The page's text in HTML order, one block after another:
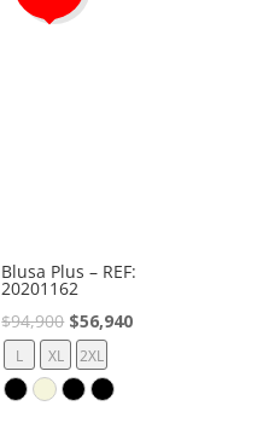
Blusa Plus – REF:
20201162
$94,900 El
precio
original
$56,940El
L XL 2XL